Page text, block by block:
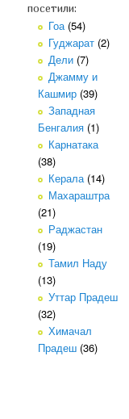
посетили:
Гоа(54)
Гуджарат (2)
Дели (7)
Джамму и
Кашмир (39)
Западная
Бенгалия (1)
Карнатака
(38)
Керала(14)
Махараштра
(21)
Раджастан
(19)
Тамил Наду
(13)
Уттар Прадеш
(32)
Химачал
Прадеш (36)